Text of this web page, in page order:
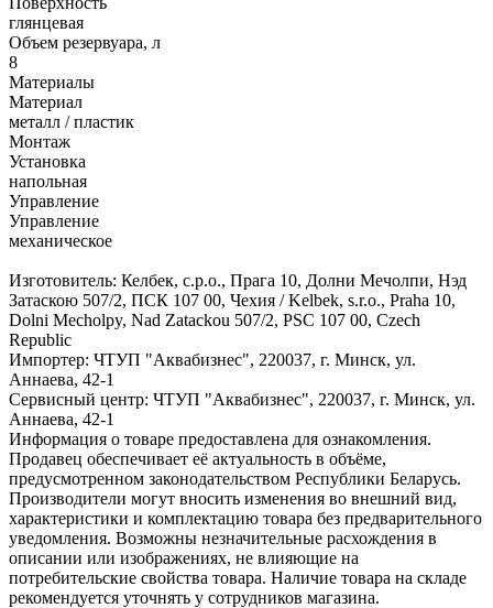
глянцевая
Объем резервуара, л
8
Материалы
Материал
металл / пластик
Монтаж
Установка
напольная
Управление
Управление
механическое
Изготовитель: Келбек, с.р.о., Прага 10, Долни Мечолпи, Нэд
Затаскою 507/2, ПСК 107 00, Чехия / Kelbek, s.r.o., Praha 10,
Dolni Mecholpy, Nad Zatackou 507/2, PSC 107 00, Czech
Republic
Импортер: ЧТУП "Аквабизнес", 220037, г. Минск, ул.
Аннаева, 42-1
Сервисный центр: ЧТУП "Аквабизнес", 220037, г. Минск, ул.
Аннаева, 42-1
Информация о товаре предоставлена для ознакомления.
Продавец обеспечивает её актуальность в объёме,
предусмотренном законодательством Республики Беларусь.
Производители могут вносить изменения во внешний вид,
характеристики и комплектацию товара без предварительного
уведомления. Возможны незначительные расхождения в
описании или изображениях, не влияющие на
потребительские свойства товара. Наличие товара на складе
рекомендуется уточнять у сотрудников магазина.